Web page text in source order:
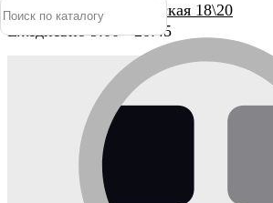
г. Люберцы, Смирновская 18\20
Ежедневно 9:00 - 20:45